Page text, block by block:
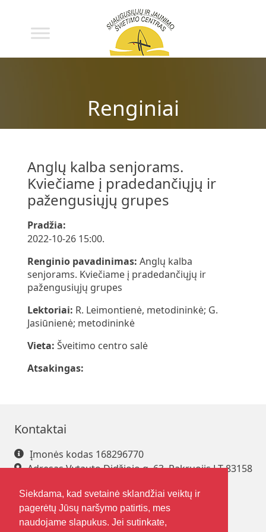
Renginiai
Anglų kalba senjorams.
Kviečiame į pradedančiųjų ir
pažengusiųjų grupes
Pradžia:
2022-10-26 15:00.
Renginio pavadinimas: Anglų kalba
senjorams. Kviečiame į pradedančiųjų ir
pažengusiųjų grupes
Lektoriai: R. Leimontienė, metodininkė; G.
Jasiūnienė; metodininkė
Vieta: Šveitimo centro salė
Atsakingas:
Kontaktai
Įmonės kodas 168296770
Adresas Vytauto Didžiojo g. 63, Pakruojis LT-83158
El. paštaspakrsjc@gmail.com
Siekdama, kad svetainė sklandžiai veiktų ir
pagerėtų Jūsų naršymo patirtis, mes
naudojame slapukus. Jei sutinkate,